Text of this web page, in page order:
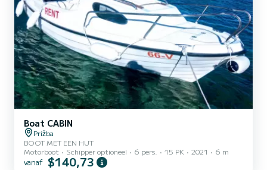
Boat CABIN
Prižba
BOOT MET EEN HUT
Motorboot
Schipper optioneel 6 pers. 15 PK 2021 6 m
vanaf $140,73